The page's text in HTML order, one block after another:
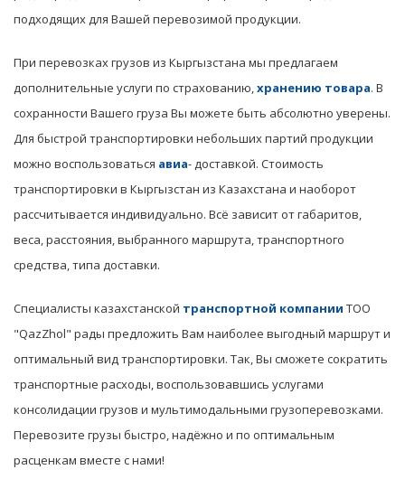
подходящих для Вашей перевозимой продукции.
При перевозках грузов из Кыргызстана мы предлагаем
дополнительные услуги по страхованию,хранению товара. В
сохранности Вашего груза Вы можете быть абсолютно уверены.
Для быстрой транспортировки небольших партий продукции
можно воспользоваться авиа- доставкой. Стоимость
транспортировки в Кыргызстан из Казахстана и наоборот
рассчитывается индивидуально. Всё зависит от габаритов,
веса, расстояния, выбранного маршрута, транспортного
средства, типа доставки.
Специалисты казахстанской транспортной компании ТОО
"QazZhol" рады предложить Вам наиболее выгодный маршрут и
оптимальный вид транспортировки. Так, Вы сможете сократить
транспортные расходы, воспользовавшись услугами
консолидации грузов и мультимодальными грузоперевозками.
Перевозите грузы быстро, надёжно и по оптимальным
расценкам вместе с нами!